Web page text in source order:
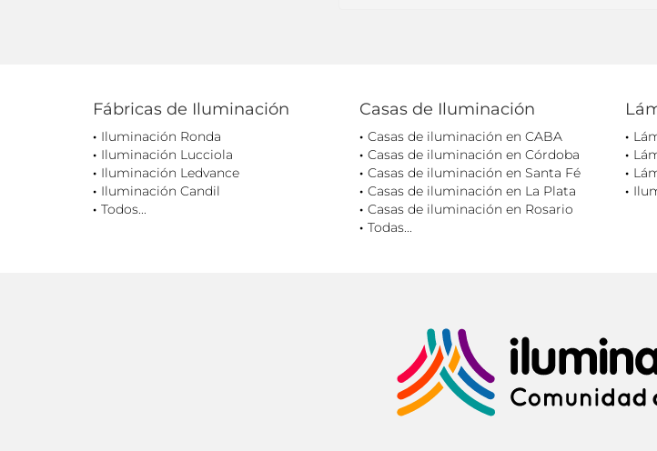
Fábricas de Iluminación
Iluminación Ronda
Iluminación Lucciola
Iluminación Ledvance
Iluminación Candil
Todos...
Casas de Iluminación
Casas de iluminación en CABA
Casas de iluminación en Córdoba
Casas de iluminación en Santa Fé
Casas de iluminación en La Plata
Casas de iluminación en Rosario
Todas...